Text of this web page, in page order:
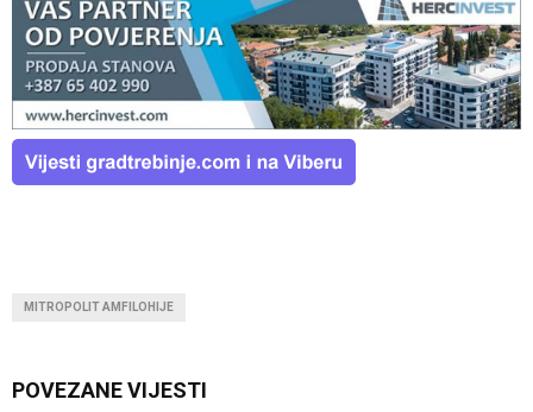
MITROPOLIT AMFILOHIJE
POVEZANE VIJESTI